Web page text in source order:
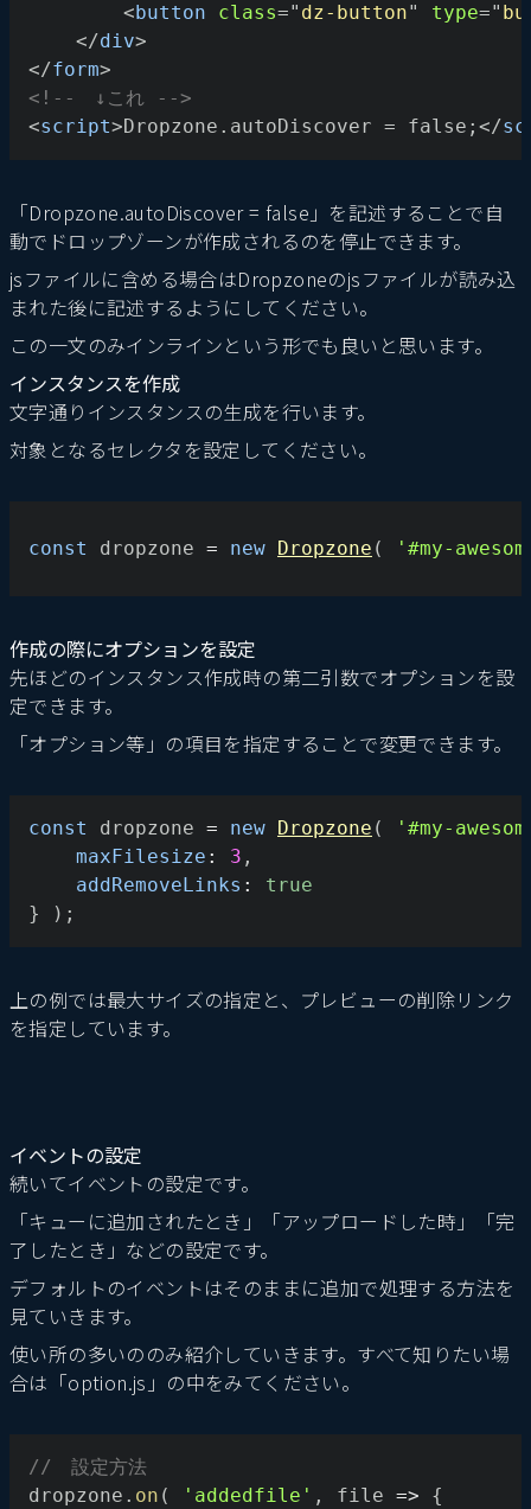
<button class=" dz-button" type="
</div>
</form>
<!--　↓これ -->
<script>Dropzone.autoDiscover = false; </
「Dropzone.autoDiscover = false」を記述することで自
動でドロップゾーンが作成されるのを停止できます。
jsファイルに含める場合はDropzoneのjsファイルが読み込
まれた後に記述するようにしてください。
この一文のみインラインという形でも良いと思います。
インスタンスを作成
文字通りインスタンスの生成を行います。
対象となるセレクタを設定してください。
const dropzone = new Dropzone ( '#my-
作成の際にオプションを設定
先ほどのインスタンス作成時の第二引数でオプションを設
定できます。
「オプション等」の項目を指定することで変更できます。
const dropzone = new Dropzone (
'#my-
maxFilesize : 3 ,
addRemoveLinks :
true
}
) ;
上の例では最大サイズの指定と、プレビューの削除リンク
を指定しています。
イベントの設定
続いてイベントの設定です。
「キューに追加されたとき」「アップロードした時」「完
了したとき」などの設定です。
デフォルトのイベントはそのままに追加で処理する方法を
見ていきます。
使い所の多いののみ紹介していきます。すべて知りたい場
合は「option.js」の中をみてください。
//　設定方法
dropzone . on ( 'addedfile' , file =>
{